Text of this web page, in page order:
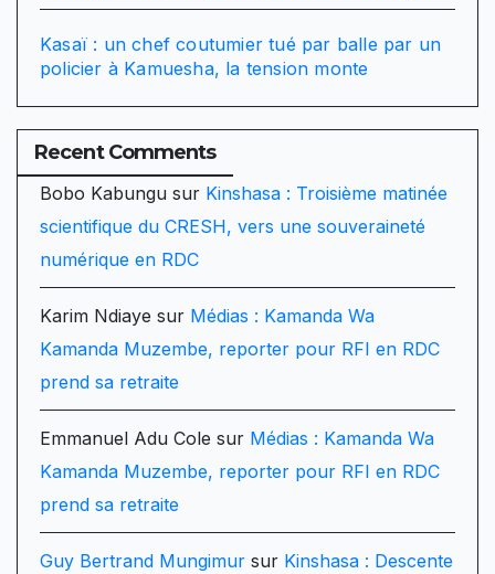
Kasaï : un chef coutumier tué par balle par un
policier à Kamuesha, la tension monte
Recent Comments
Bobo Kabungu sur Kinshasa : Troisième matinée
scientifique du CRESH, vers une souveraineté
numérique en RDC
Karim Ndiaye sur Médias : Kamanda Wa
Kamanda Muzembe, reporter pour RFI en RDC
prend sa retraite
Emmanuel Adu Cole sur Médias : Kamanda Wa
Kamanda Muzembe, reporter pour RFI en RDC
prend sa retraite
Guy Bertrand Mungimur sur Kinshasa : Descente